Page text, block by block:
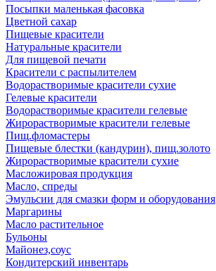
Посыпки маленькая фасовка
Цветной сахар
Пищевые красители
Натуральные красители
Для пищевой печати
Красители с распылителем
Водорастворимые красители сухие
Гелевые красители
Водорастворимые красители гелевые
Жирорастворимые красители гелевые
Пищ.фломастеры
Пищевые блестки (кандурин), пищ.золото
Жирорастворимые красители сухие
Масложировая продукция
Масло, спреды
Эмульсии для смазки форм и оборудования
Маргарины
Масло растительное
Бульоны
Майонез,соус
Кондитерский инвентарь